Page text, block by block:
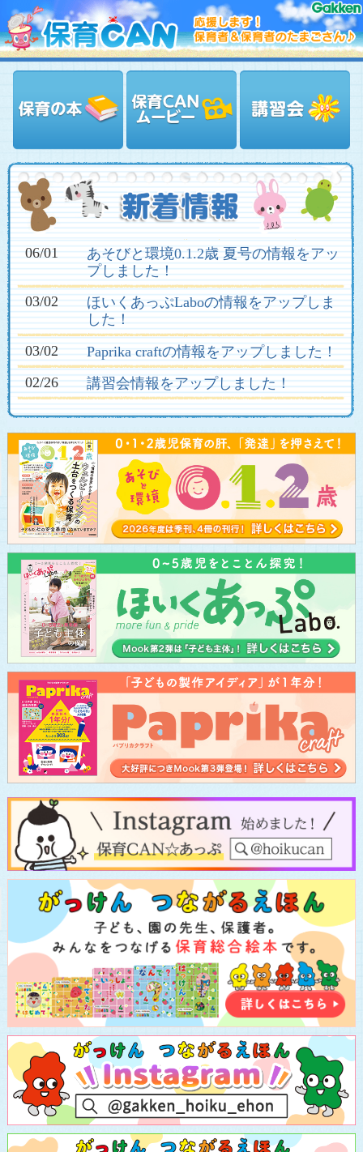
06/01
あそびと環境0.1.2歳 夏号の情報をアッ
プしました！
03/02
ほいくあっぷLaboの情報をアップしま
した！
03/02
Paprika craftの情報をアップしました！
02/26
講習会情報をアップしました！